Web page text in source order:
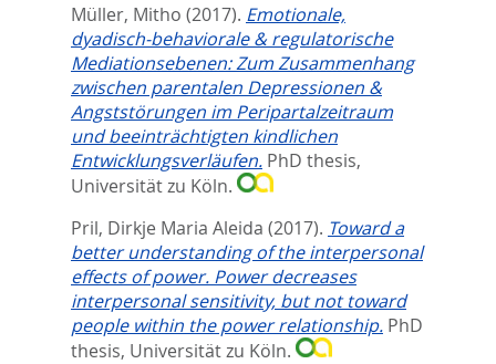
Müller, Mitho (2017). Emotionale,
dyadisch-behaviorale & regulatorische
Mediationsebenen: Zum Zusammenhang
zwischen parentalen Depressionen &
Angststörungen im Peripartalzeitraum
und beeinträchtigten kindlichen
Entwicklungsverläufen. PhD thesis,
Universität zu Köln.
Pril, Dirkje Maria Aleida (2017). Toward a
better understanding of the interpersonal
effects of power. Power decreases
interpersonal sensitivity, but not toward
people within the power relationship. PhD
thesis, Universität zu Köln.